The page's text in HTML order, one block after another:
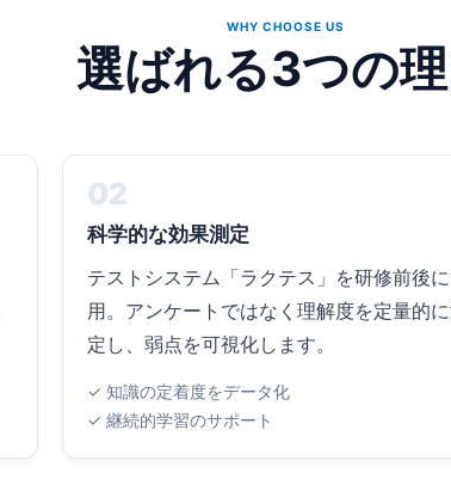
WHY CHOOSE US
選ばれる3つの
02
科学的な効果測定
テストシステム「ラクテス」を研修前後
用。アンケートではなく理解度を定量的
定し、弱点を可視化します。
✓ 知識の定着度をデータ化
✓ 継続的学習のサポート